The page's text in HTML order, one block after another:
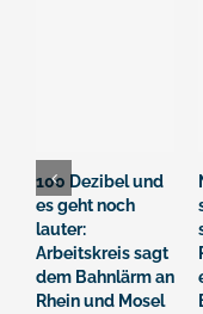
100 Dezibel und
es geht noch
lauter:
Arbeitskreis sagt
dem Bahnlärm an
Rhein und Mosel